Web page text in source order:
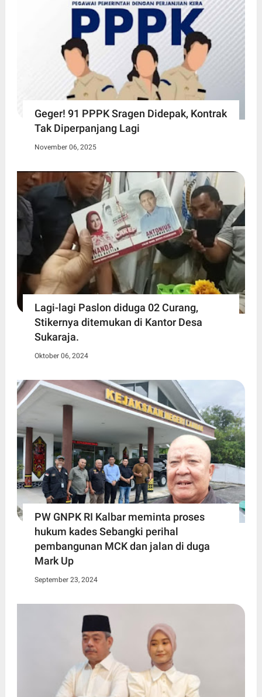
Geger! 91 PPPK Sragen Didepak, Kontrak
Tak Diperpanjang Lagi
November 06, 2025
Lagi-lagi Paslon diduga 02 Curang,
Stikernya ditemukan di Kantor Desa
Sukaraja.
Oktober 06, 2024
PW GNPK RI Kalbar meminta proses
hukum kades Sebangki perihal
pembangunan MCK dan jalan di duga
Mark Up
September 23, 2024